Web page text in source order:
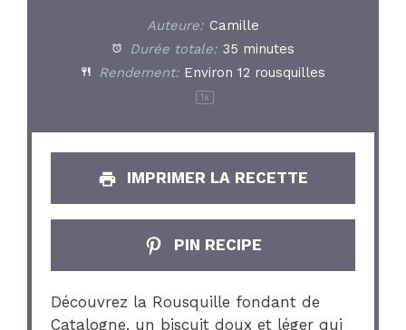
Auteure: Camille
Durée totale: 35 minutes
Rendement: Environ12 rousquilles
1x
IMPRIMER LA RECETTE
PIN RECIPE
Découvrez la Rousquille fondant de
Catalogne, un biscuit doux et léger qui